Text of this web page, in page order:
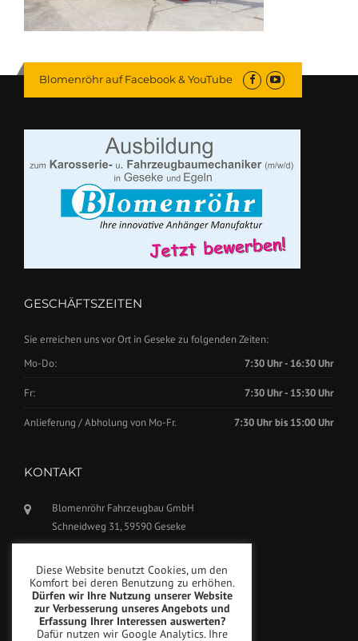
Blomenröhr auf Facebook & YouTube
GESCHÄFTSZEITEN
Sie erreichen uns vor Ort in Geseke zu folgenden Zeiten:
Mo-Do:
7:30 Uhr - 16:30 Uhr
Fr: 7:30 Uhr - 15:30 Uhr
Anlieferung / Abholung von Mo-Fr. 7:30 Uhr bis 15:00 Uhr
KONTAKT
Blomenröhr Fahrzeugbau GmbH
Schneidweg 31, 59590 Geseke
Fax: +49(0)2942-5799777
info@blomenroehr.com
Diese Website benutzt Cookies, um den
Komfort bei deren Benutzung zu erhöhen.
Dürfen wir Ihre Nutzung unserer Website
zur Verbesserung unseres Angebots und
Erfassung Ihrer Interessen auswerten?
Dafür nutzen wir Google Analytics. Ihre